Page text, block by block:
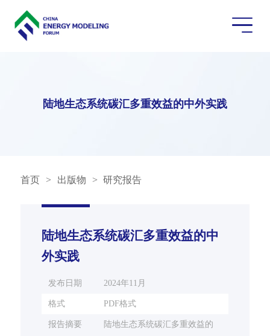
陆地生态系统碳汇多重效益的中外实践
首页 > 出版物 > 研究报告
陆地生态系统碳汇多重效益的中
外实践
发布日期 2024年11月
格式 PDF格式
报告摘要 陆地生态系统碳汇多重效益的